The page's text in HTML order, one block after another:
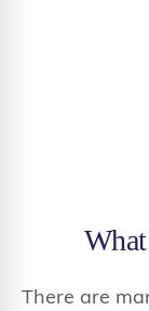
There are